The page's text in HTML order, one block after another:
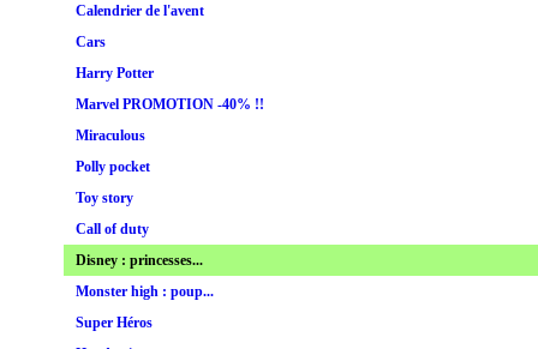
Calendrier de l'avent
Cars
Harry Potter
Marvel PROMOTION -40% !!
Miraculous
Polly pocket
Toy story
Call of duty
Disney : princesses...
Monster high : poup...
Super Héros